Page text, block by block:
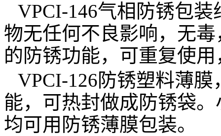
VPCI-146气相防锈包装
物无任何不良影响，无
的防锈功能，可重复使
VPCI-126防锈塑料薄
能，可热封做成防锈袋。
均可用防锈薄膜包装。